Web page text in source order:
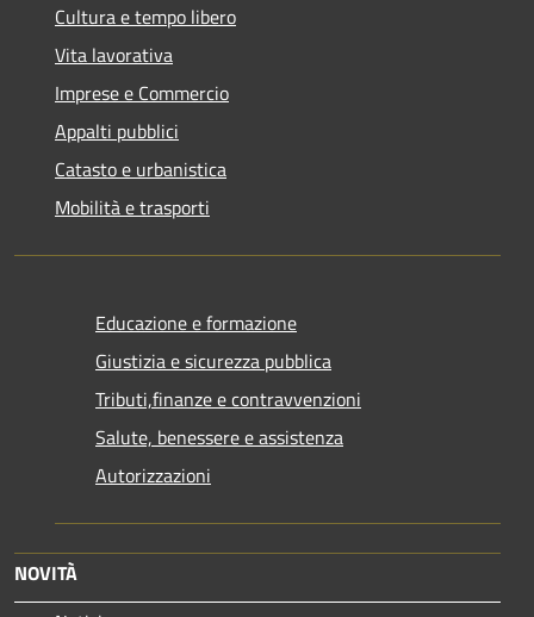
Cultura e tempo libero
Vita lavorativa
Imprese e Commercio
Appalti pubblici
Catasto e urbanistica
Mobilità e trasporti
Educazione e formazione
Giustizia e sicurezza pubblica
Tributi,finanze e contravvenzioni
Salute, benessere e assistenza
Autorizzazioni
NOVITÀ